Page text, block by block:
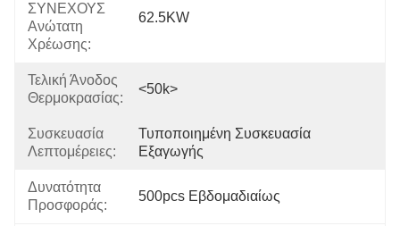
ΣΥΝΕΧΟΥΣ
Ανώτατη
Χρέωσης:
62.5KW
Τελική Άνοδος
Θερμοκρασίας:
<50k>
Συσκευασία
Λεπτομέρειες:
Τυποποιημένη Συσκευασία
Εξαγωγής
Δυνατότητα
Προσφοράς:
500pcs Εβδομαδιαίως